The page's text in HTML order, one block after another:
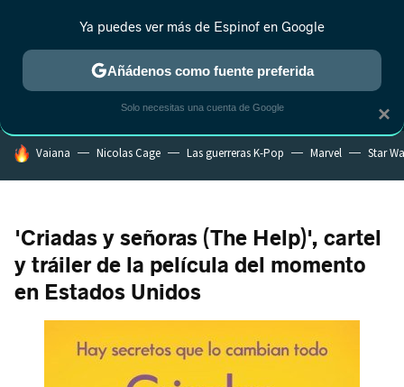
MENÚ NUEVO
ESTRENOS REALITY ANIME RANKINGS CINE
HOY SE HABLA DE
Vaiana Nicolas Cage Las guerreras K-Pop Marvel Star
'Criadas y señoras (The Help)', cartel
y tráiler de la película del momento
en Estados Unidos
×
Ya puedes ver más de Espinof en Google
Añádenos como fuente preferida
Solo necesitas una cuenta de Google